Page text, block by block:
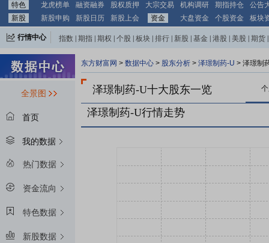
特色 龙虎榜单 融资融券 股权质押 大宗交易 机构调研 期指持仓
公告
新股
新股申购 新股日历 新股上会 资金 大盘资金 个股资金 板块
行情中心 指数 期指 期权 个股 板块 排行 新股 基金 港股 美股 期货
全景图
首页
我的数据
热门数据
资金流向
特色数据
新股数据
东方财富网 > 数据中心 > 股东分析 > 泽璟制药-U > 泽璟制
泽璟制药-U十大股东一览
泽璟制药-U行情走势